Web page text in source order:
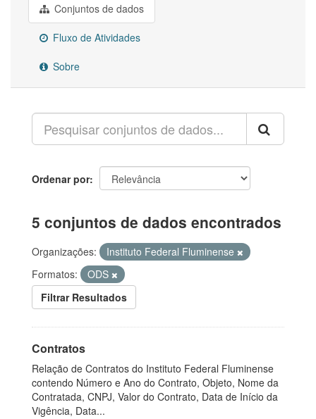
Conjuntos de dados
Fluxo de Atividades
Sobre
Ordenar por
5 conjuntos de dados encontrados
Organizações:
Instituto Federal Fluminense
Formatos:
ODS
Filtrar Resultados
Contratos
Relação de Contratos do Instituto Federal Fluminense
contendo Número e Ano do Contrato, Objeto, Nome da
Contratada, CNPJ, Valor do Contrato, Data de Início da
Vigência, Data...